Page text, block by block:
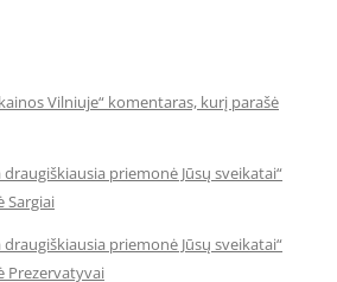
Vilniuje“ komentaras, kurį parašė
priemonė Jūsų sveikatai“
Sargiai
priemonė Jūsų sveikatai“
Prezervatyvai